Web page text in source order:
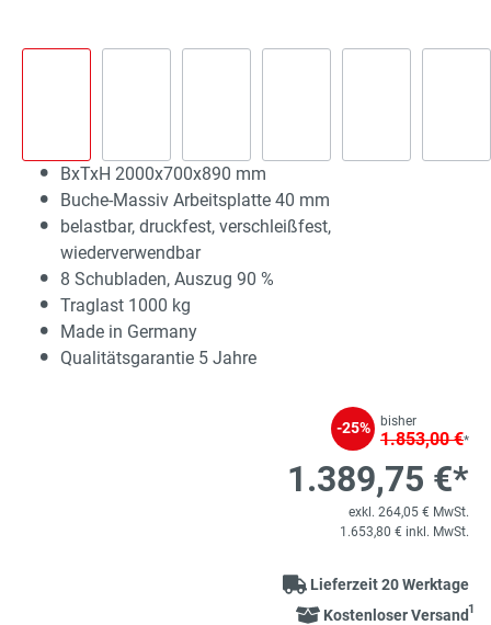
BxTxH 2000x700x890 mm
Buche-Massiv Arbeitsplatte 40 mm
belastbar, druckfest, verschleißfest,
wiederverwendbar
8 Schubladen, Auszug 90 %
Traglast 1000 kg
Made in Germany
Qualitätsgarantie 5 Jahre
-25% bisher
1.853,00 €*
1.389,75 €*
exkl. 264,05 € MwSt.
1.653,80 € inkl. MwSt.
Lieferzeit 20 Werktage
Kostenloser Versand1